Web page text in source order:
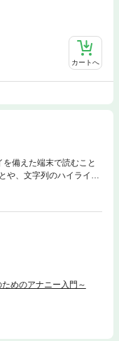
カートへ
備えた端末で読むこと
や、文字列のハイライ
きません。アマゾン総合
ームの火付け役となっ
！表紙と扉絵はカスカベ
ンバーばかり。漫画とわ
味わってみよう
めのアナニー入門～